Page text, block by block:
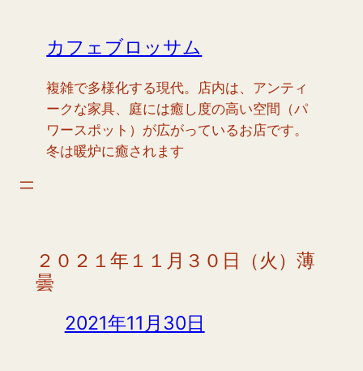
カフェブロッサム
複雑で多様化する現代。店内は、アンティ
ークな家具、庭には癒し度の高い空間（パ
ワースポット）が広がっているお店です。
冬は暖炉に癒されます
２０２１年１１月３０日（火）薄
曇
2021年11月30日